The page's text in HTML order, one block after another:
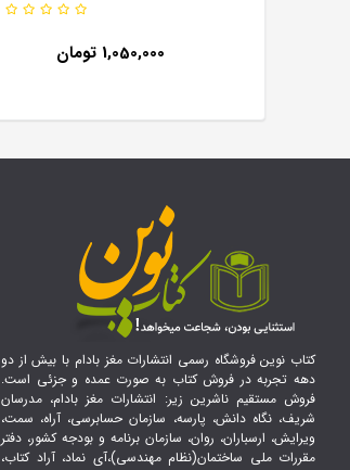
1,050,000 تومان
کتاب نوین فروشگاه رسمی انتشارات مغز بادام با بیش از دو
دهه تجربه در فروش کتاب به صورت عمده و جزئی است.
فروش مستقیم ناشرین زیر: انتشارات مغز بادام، مدرسان
شریف، نگاه دانش، پارسه، سازمان حسابرسی، آراه، سمت،
ویرایش، ارسباران، روان، سازمان برنامه و بودجه کشور، دفتر
مقررات ملی ساختمان(نظام مهندسی)،آی نماد، آراد کتاب،